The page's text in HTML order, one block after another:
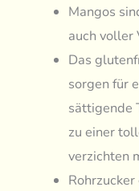
Mangos
auch voller
Das
sorgen für
sättigende
zu einer
verzichten